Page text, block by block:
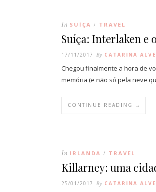
In SUÍÇA / TRAVEL
Suíça: Interlaken e
17/11/2017 By CATARINA
Chegou finalmente a hora de
memória (e não só pela neve
CONTINUE READING →
In IRLANDA / TRAVEL
Killarney: uma
25/01/2017 By CATARINA